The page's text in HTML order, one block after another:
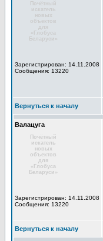
Почётный
искатель
новых
объектов
для
«Глобуса
Беларуси»
Зарегистрирован: 14.11.2008
Сообщения: 13220
Вернуться к началу
Валацуга
Почётный
искатель
новых
объектов
для
«Глобуса
Беларуси»
Зарегистрирован: 14.11.2008
Сообщения: 13220
Вернуться к началу